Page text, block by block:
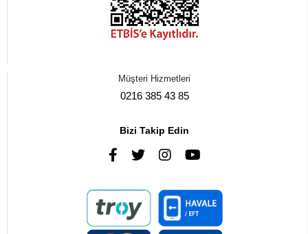
Müşteri Hizmetleri
0216 385 43 85
Bizi Takip Edin